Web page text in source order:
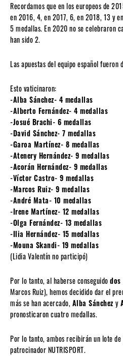
Recordamos que en los europeos de
en 2016, 4, en 2017, 6, en 2018, 13 y
5 medallas. En 2020 no se celebraron
han sido 2.
Las apuestas del equipo español fueron
Esto vaticinaron:
-Alba Sánchez- 4 medallas
-Alberto Fernández- 4 medallas
-Josué Brachi- 6 medallas
-David Sánchez- 7 medallas
-Garoa Martínez- 8 medallas
-Atenery Hernández- 9 medallas
-Acorán Hernández- 9 medallas
-Víctor Castro- 9 medallas
-Marcos Ruiz- 9 medallas
-André Mata- 10 medallas
-Irene Martínez- 12 medallas
-Olga Fernández- 13 medallas
-Ilia Hernández- 15 medallas
-Mouna Skandi- 19 medallas
(Lidia Valentín no participó)
Por lo tanto, al haberse conseguidodos
Marcos Ruiz), hemos decidido dar el
más se han acercado,Alba Sánchez y
pronosticaron cuatro medallas.
Por lo tanto, ambos recibirán un lote
patrocinador NUTRISPORT.